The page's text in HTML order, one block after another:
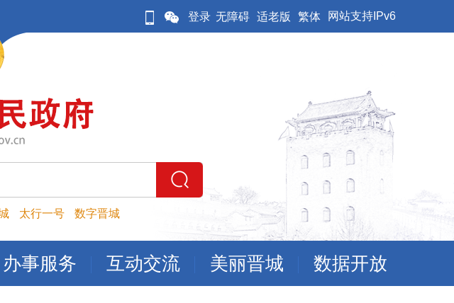
登录 无障碍 适老版 繁体 网站支持IPv6
太行一号 数字晋城
办事服务 互动交流 美丽晋城 数据开放